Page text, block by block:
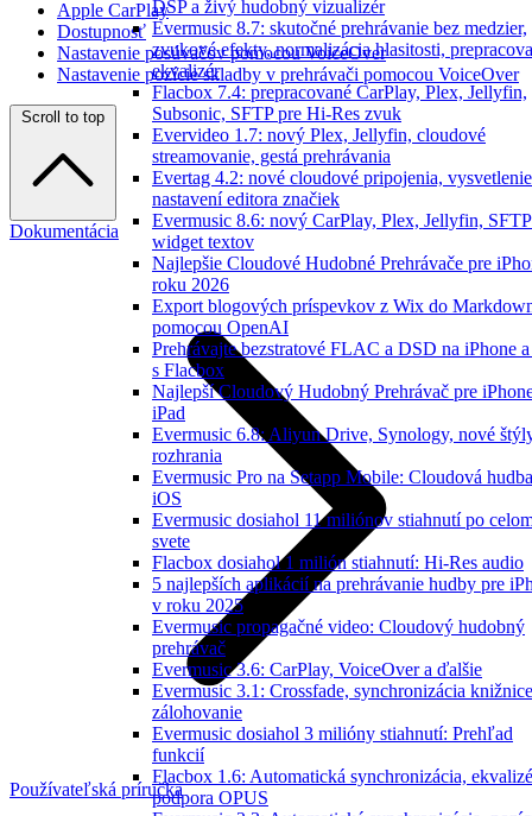
DSP a živý hudobný vizualizér
Evermusic 8.7: skutočné prehrávanie bez medzier,
zvukové efekty, normalizácia hlasitosti,
ekvalizér
Flacbox 7.4: prepracované CarPlay, Plex, Jellyfin,
Subsonic, SFTP pre Hi-Res zvuk
Evervideo 1.7: nový Plex, Jellyfin, cloudové
streamovanie, gestá prehrávania
Evertag 4.2: nové cloudové pripojenia, vysvetlenie
nastavení editora značiek
Evermusic 8.6: nový CarPlay, Plex, Jellyfin,
widget textov
Najlepšie Cloudové Hudobné Prehrávače pre
roku 2026
Export blogových príspevkov z Wix do
pomocou OpenAI
Prehrávajte bezstratové FLAC a DSD na iPhone
s Flacbox
Najlepší Cloudový Hudobný Prehrávač pre
iPad
Evermusic 6.8: Aliyun Drive, Synology, nové
rozhrania
Evermusic Pro na Setapp Mobile: Cloudová
iOS
Evermusic dosiahol 11 miliónov stiahnutí po
svete
Flacbox dosiahol 1 milión stiahnutí: Hi-Res audio
5 najlepších aplikácií na prehrávanie hudby pre
v roku 2025
Evermusic propagačné video: Cloudový hudobný
prehrávač
Evermusic 3.6: CarPlay, VoiceOver a ďalšie
Evermusic 3.1: Crossfade, synchronizácia
zálohovanie
Evermusic dosiahol 3 milióny stiahnutí: Prehľad
funkcií
Flacbox 1.6: Automatická synchronizácia,
podpora OPUS
Apple CarPlay
Dostupnosť
Nastavenie posúvačov pomocou VoiceOver
Nastavenie pozície skladby v prehrávači pomocou VoiceOver
Scroll to top
Dokumentácia
Používateľská príručka